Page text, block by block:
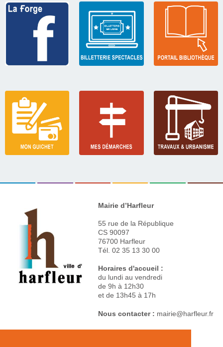
Mairie d’Harfleur
55 rue de la République
CS 90097
76700 Harfleur
Tél. 02 35 13 30 00
Horaires d'accueil :
du lundi au vendredi
de 9h à 12h30
et de 13h45 à 17h
Nous contacter : mairie@harfleur.fr